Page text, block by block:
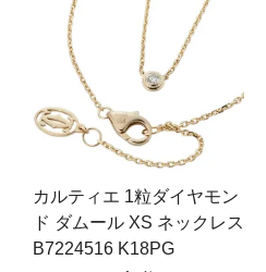
カルティエ 1粒ダイヤモン
ド ダムール XS ネックレス
B7224516 K18PG